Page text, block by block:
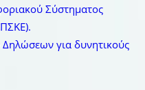
Σύστηματος
για δυνητικούς